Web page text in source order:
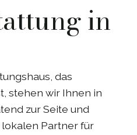
in
das
stehen wir Ihnen in
zur Seite und
Partner für